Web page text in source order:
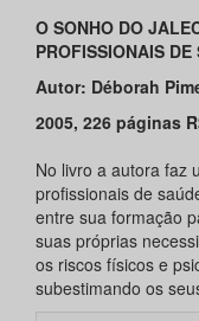
O SONHO DO
PROFISSIONAIS DE
Autor: Déborah
2005, 226 páginas
No livro a autora faz
profissionais de
entre sua formação
suas próprias
os riscos físicos e
subestimando os